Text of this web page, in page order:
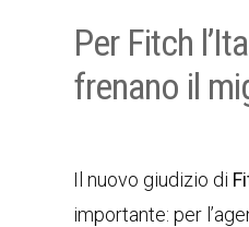
Per Fitch
frenano il
Il nuovo giudizio di
importante: per